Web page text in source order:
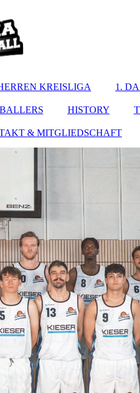
KREISLIGA 1.
HISTORY
& MITGLIEDSCHAFT